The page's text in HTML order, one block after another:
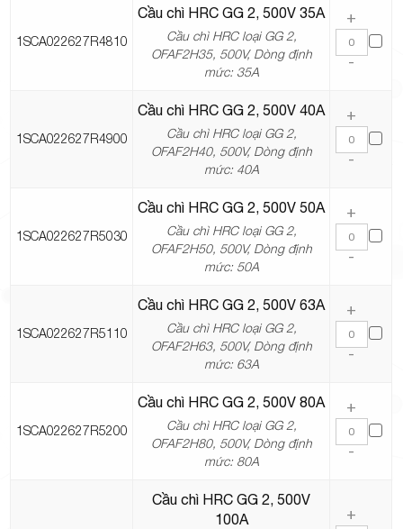
1SCA022627R4810
Cầu chì HRC GG 2, 500V 35A
Cầu chì HRC loại GG 2,
OFAF2H35, 500V, Dòng định
mức: 35A
+
-
1SCA022627R4900
Cầu chì HRC GG 2, 500V 40A
Cầu chì HRC loại GG 2,
OFAF2H40, 500V, Dòng định
mức: 40A
+
-
1SCA022627R5030
Cầu chì HRC GG 2, 500V 50A
Cầu chì HRC loại GG 2,
OFAF2H50, 500V, Dòng định
mức: 50A
+
-
1SCA022627R5110
Cầu chì HRC GG 2, 500V 63A
Cầu chì HRC loại GG 2,
OFAF2H63, 500V, Dòng định
mức: 63A
+
-
1SCA022627R5200
Cầu chì HRC GG 2, 500V 80A
Cầu chì HRC loại GG 2,
OFAF2H80, 500V, Dòng định
mức: 80A
+
-
Cầu chì HRC GG 2, 500V
100A
+